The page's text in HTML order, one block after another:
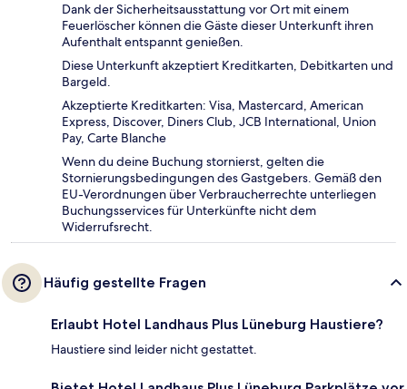
Dank der Sicherheitsausstattung vor Ort mit einem
Feuerlöscher können die Gäste dieser Unterkunft ihren
Aufenthalt entspannt genießen.
Diese Unterkunft akzeptiert Kreditkarten, Debitkarten und
Bargeld.
Akzeptierte Kreditkarten: Visa, Mastercard, American
Express, Discover, Diners Club, JCB International, Union
Pay, Carte Blanche
Wenn du deine Buchung stornierst, gelten die
Stornierungsbedingungen des Gastgebers. Gemäß den
EU-Verordnungen über Verbraucherrechte unterliegen
Buchungsservices für Unterkünfte nicht dem
Widerrufsrecht.
Häufig gestellte Fragen
Erlaubt Hotel Landhaus Plus Lüneburg Haustiere?
Haustiere sind leider nicht gestattet.